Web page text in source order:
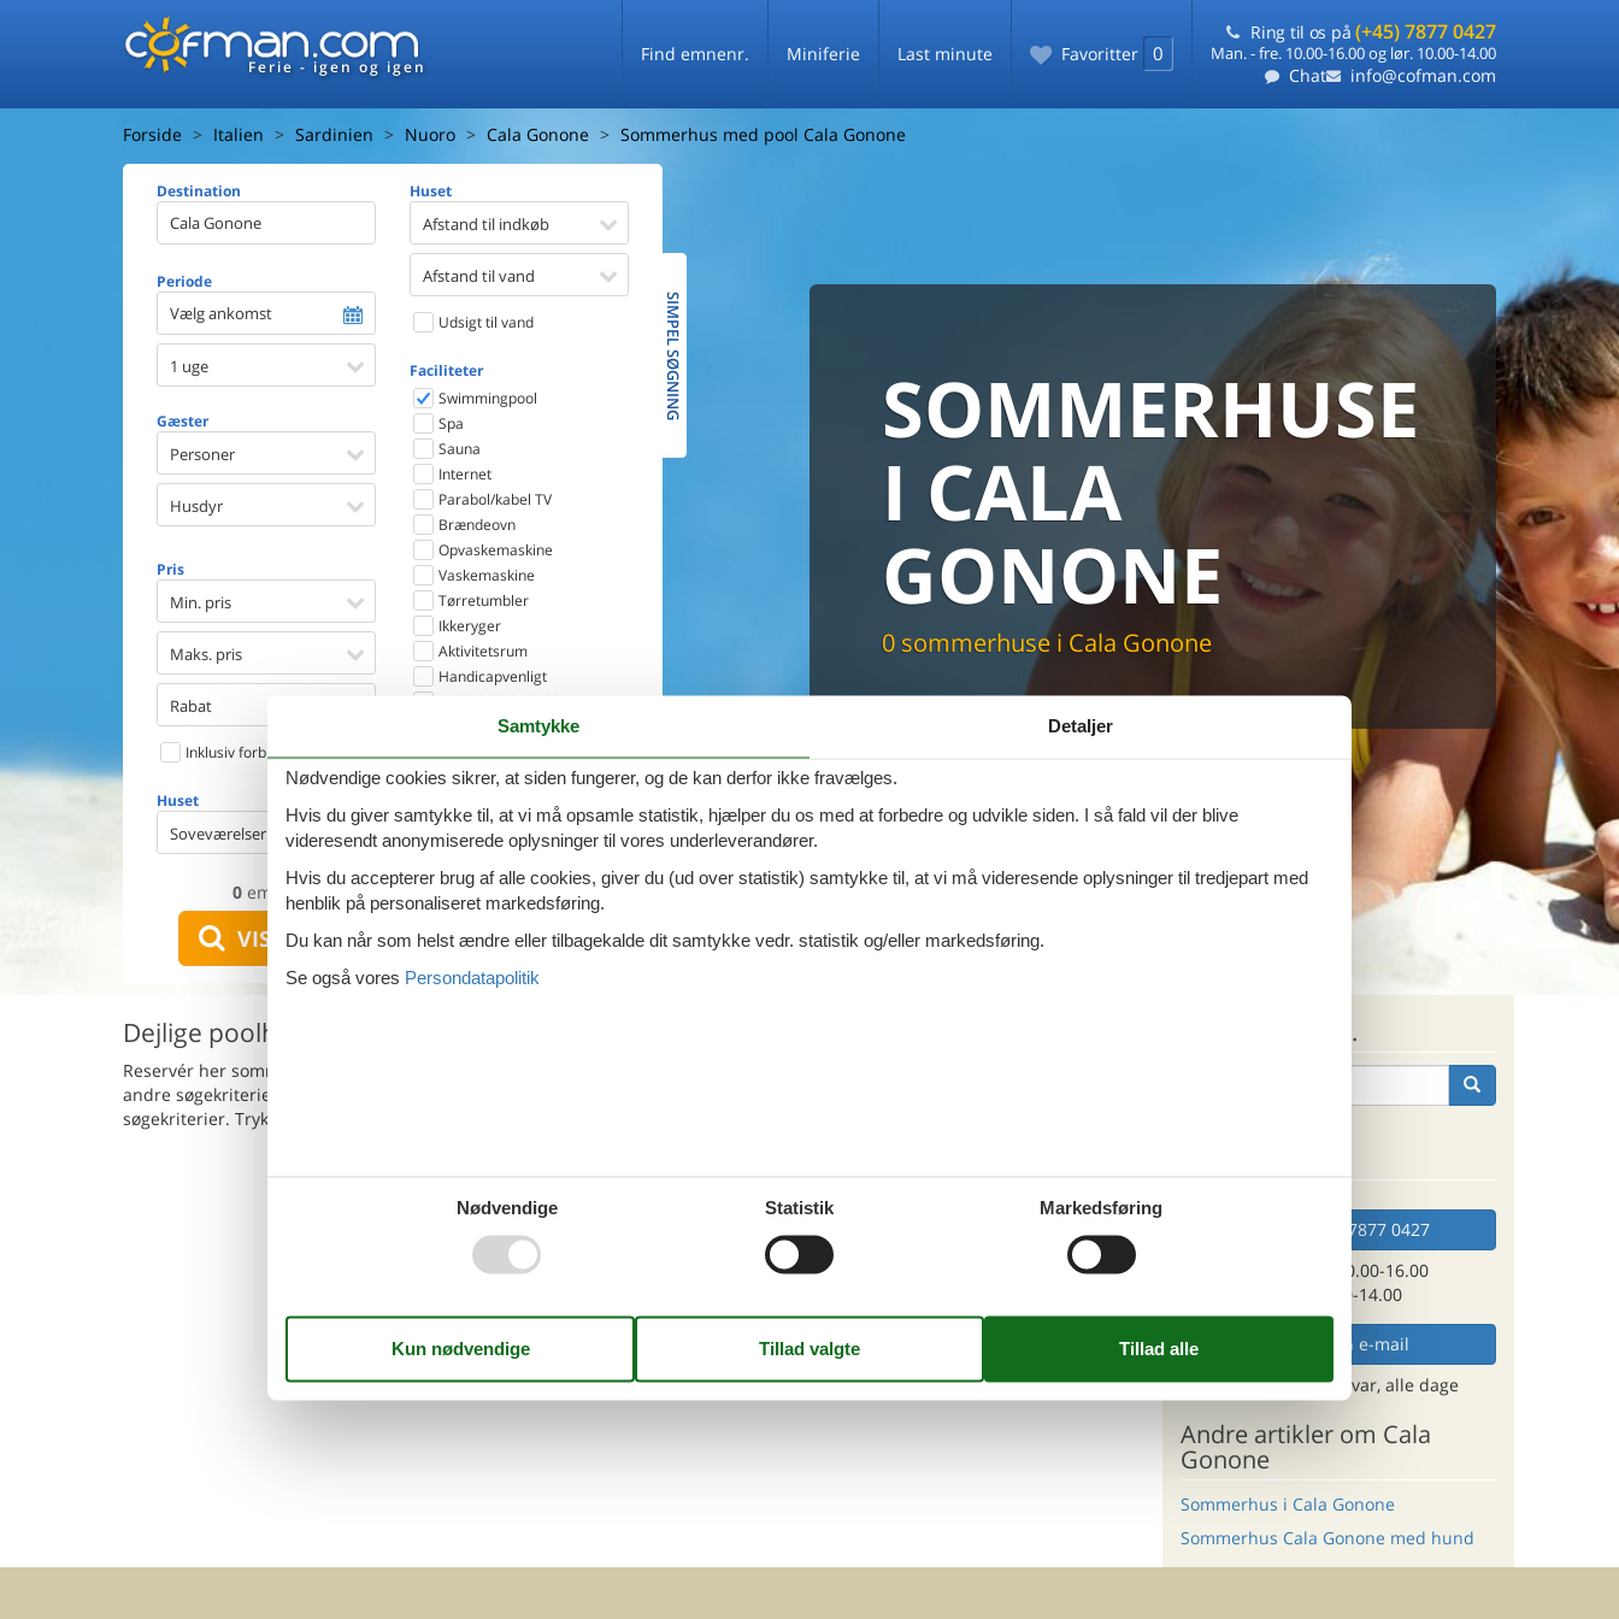
Ferie - igen og igen
Find emnenr. Miniferie Last minute Favoritter 0
Ring til os på (+45) 7877 0427
Man. - fre. 10.00-16.00 og lør. 10.00-14.00
Chat info@cofman.com
Forside Italien Sardinien Nuoro Cala Gonone Sommerhus med pool Cala Gonone
Destination
Periode
Vælg ankomst
1 uge
Gæster
Personer
Husdyr
Pris
Min. pris
Maks. pris
Rabat
Inklusiv forbrug
Huset
Soveværelser
0 emner
VIS HUSE
Huset
Afstand til indkøb
Afstand til vand
Udsigt til vand
Faciliteter
Swimmingpool
Spa
Sauna
Internet
Parabol/kabel TV
Brændeovn
Opvaskemaskine
Vaskemaskine
Tørretumbler
Ikkeryger
Aktivitetsrum
Handicapvenligt
Indhegnet område
Aircondition
Ladestander til elbil
SIMPEL SØGNING
SOMMERHUSE
I CALA
GONONE
0 sommerhuse i Cala Gonone
SOMMERHUS
MED
PRISGARANTI
Du får altid dit sommerhus til markedets laveste
HELE DANMARKS
SOMMERHUSUDLEJNING
De fleste danske sommerhuse samlet på ét sted
Dejlige poolhuse i Cala Gonone udlejes
Reservér her sommerhuse med pool i
andre søgekriterier - og klik på knappen
søgekriterier. Tryk på det enkelte hus for at læse en beskrivelse af det.
Søg efter husnr.
Ring (+45) 7877 0427
Man. - fre. 10.00-16.00
Lør. 10.00-14.00
Send en e-mail
og få et hurtigt svar, alle dage
Andre artikler om Cala
Gonone
Sommerhus i Cala Gonone
Sommerhus Cala Gonone med hund
Samtykke Detaljer
Nødvendige cookies sikrer, at siden fungerer, og de kan derfor ikke fravælges.
Hvis du giver samtykke til, at vi må opsamle statistik, hjælper du os med at forbedre og udvikle siden. I så fald vil der blive
videresendt anonymiserede oplysninger til vores underleverandører.
Hvis du accepterer brug af alle cookies, giver du (ud over statistik) samtykke til, at vi må videresende oplysninger til tredjepart med
henblik på personaliseret markedsføring.
Du kan når som helst ændre eller tilbagekalde dit samtykke vedr. statistik og/eller markedsføring.
Se også vores Persondatapolitik
Nødvendige Statistik Markedsføring